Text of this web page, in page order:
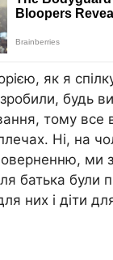
як я
будь
тому все
Ні, на
ми
батька були
них і діти